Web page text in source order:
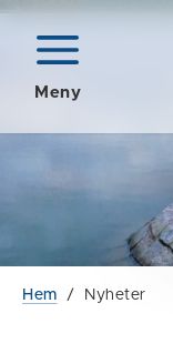
Meny
Hem / Nyheter